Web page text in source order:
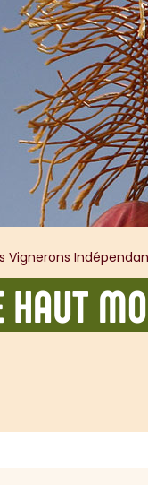
Vignerons
HAUT